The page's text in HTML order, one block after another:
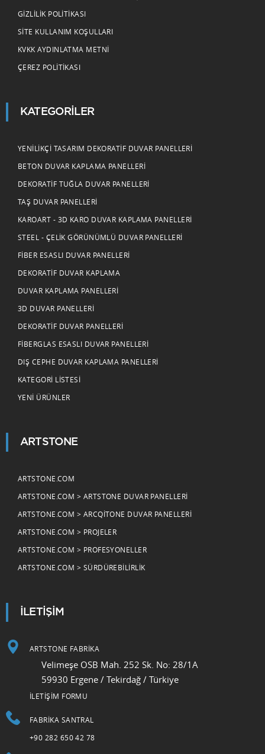
GIZLILIK POLITIKASI
SITE KULLANIM KOŞULLARI
KVKK AYDINLATMA METNI
ÇEREZ POLITIKASI
KATEGORILER
YENILIKÇI TASARIM DEKORATIF DUVAR PANELLERI
BETON DUVAR KAPLAMA PANELLERI
DEKORATIF TUĞLA DUVAR PANELLERI
TAŞ DUVAR PANELLERI
KAROART - 3D KARO DUVAR KAPLAMA PANELLERI
STEEL - ÇELIK GÖRÜNÜMLÜ DUVAR PANELLERI
FIBER ESASLI DUVAR PANELLERI
DEKORATIF DUVAR KAPLAMA
DUVAR KAPLAMA PANELLERI
3D DUVAR PANELLERI
DEKORATIF DUVAR PANELLERI
FIBERGLAS ESASLI DUVAR PANELLERI
DIŞ CEPHE DUVAR KAPLAMA PANELLERI
KATEGORI LISTESI
YENI ÜRÜNLER
ARTSTONE
ARTSTONE.COM
ARTSTONE.COM > ARTSTONE DUVAR PANELLERI
ARTSTONE.COM > ARCQITONE DUVAR PANELLERI
ARTSTONE.COM > PROJELER
ARTSTONE.COM > PROFESYONELLER
ARTSTONE.COM > SÜRDÜREBILIRLIK
İLETİŞİM
ARTSTONE FABRİKA
Velimeşe OSB Mah. 252 Sk. No: 28/1A
59930 Ergene / Tekirdağ / Türkiye
İLETİŞİM FORMU
FABRIKA SANTRAL
+90 282 650 42 78